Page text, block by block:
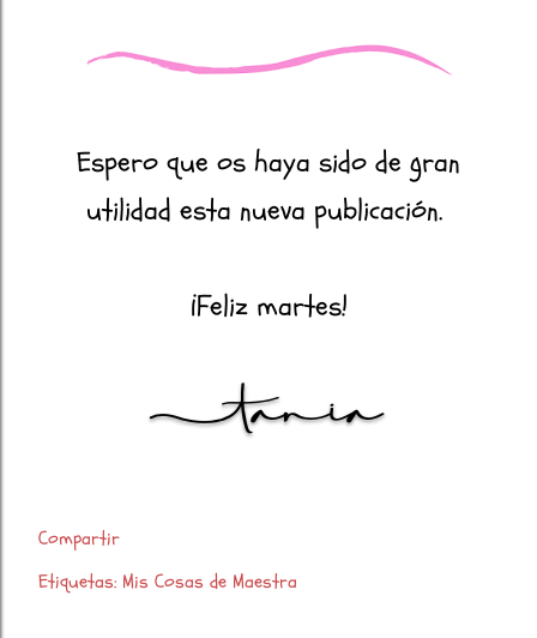
Espero que os haya sido de gran
utilidad esta nueva publicación.
¡Feliz martes!
Compartir
Etiquetas: Mis Cosas de Maestra